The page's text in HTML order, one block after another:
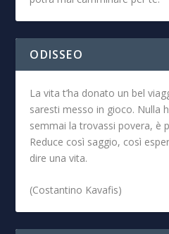
ODISSEO
La vita t’ha donato un bel
saresti messo in gioco. Nulla
semmai la trovassi povera, è
Reduce così saggio, così
dire una vita.
(Costantino Kavafis)